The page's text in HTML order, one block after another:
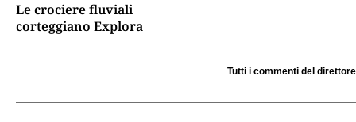
Le crociere fluviali
corteggiano Explora
Tutti i commenti del direttore